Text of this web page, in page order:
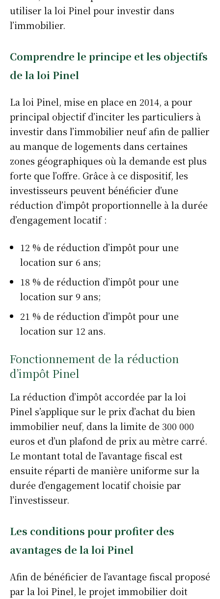
utiliser la loi Pinel pour investir dans
l’immobilier.
Comprendre le principe et les objectifs
de la loi Pinel
La loi Pinel, mise en place en 2014, a pour
principal objectif d’inciter les particuliers à
investir dans l’immobilier neuf afin de pallier
au manque de logements dans certaines
zones géographiques où la demande est plus
forte que l’offre. Grâce à ce dispositif, les
investisseurs peuvent bénéficier d’une
réduction d’impôt proportionnelle à la durée
d’engagement locatif :
12 % de réduction d’impôt pour une
location sur 6 ans;
18 % de réduction d’impôt pour une
location sur 9 ans;
21 % de réduction d’impôt pour une
location sur 12 ans.
Fonctionnement de la réduction
d’impôt Pinel
La réduction d’impôt accordée par la loi
Pinel s’applique sur le prix d’achat du bien
immobilier neuf, dans la limite de 300 000
euros et d’un plafond de prix au mètre carré.
Le montant total de l’avantage fiscal est
ensuite réparti de manière uniforme sur la
durée d’engagement locatif choisie par
l’investisseur.
Les conditions pour profiter des
avantages de la loi Pinel
Afin de bénéficier de l’avantage fiscal proposé
par la loi Pinel, le projet immobilier doit